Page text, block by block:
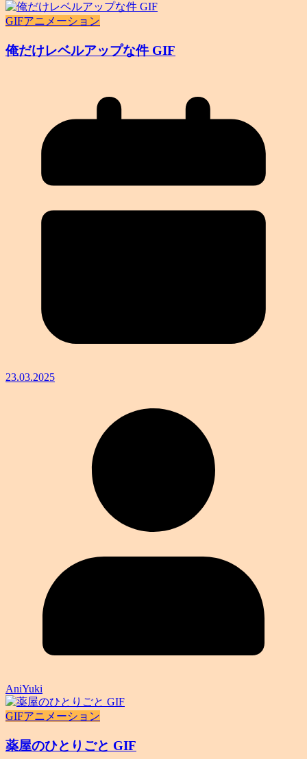
GIFアニメーション
俺だけレベルアップな件 GIF
23.03.2025
AniYuki
GIFアニメーション
薬屋のひとりごと GIF